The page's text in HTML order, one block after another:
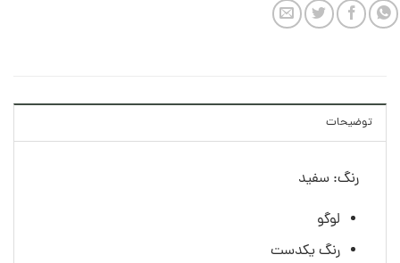
توضیحات
رنگ: سفید
لوگو
رنگ یکدست